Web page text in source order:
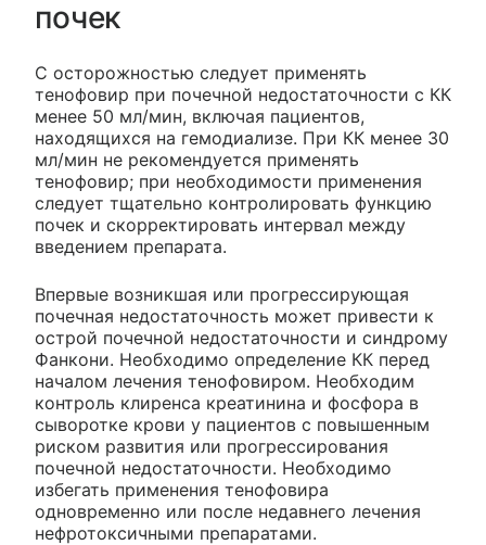
почек
С осторожностью следует применять
тенофовир при почечной недостаточности с КК
менее 50 мл/мин, включая пациентов,
находящихся на гемодиализе. При КК менее 30
мл/мин не рекомендуется применять
тенофовир; при необходимости применения
следует тщательно контролировать функцию
почек и скорректировать интервал между
введением препарата.
Впервые возникшая или прогрессирующая
почечная недостаточность может привести к
острой почечной недостаточности и синдрому
Фанкони. Необходимо определение КК перед
началом лечения тенофовиром. Необходим
контроль клиренса креатинина и фосфора в
сыворотке крови у пациентов с повышенным
риском развития или прогрессирования
почечной недостаточности. Необходимо
избегать применения тенофовира
одновременно или после недавнего лечения
нефротоксичными препаратами.